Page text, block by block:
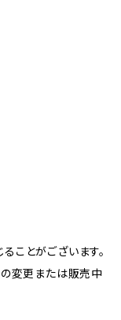
ことがございます。
の変更または販売中